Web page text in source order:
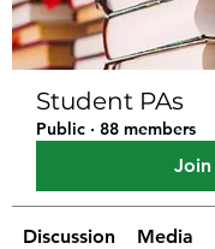
Student PAs
Public · 88 members
Join
Discussion Media